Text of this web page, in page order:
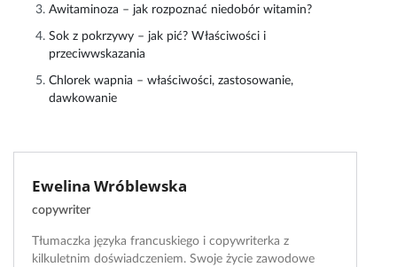
Awitaminoza – jak rozpoznać niedobór witamin?
Sok z pokrzywy – jak pić? Właściwości i
przeciwwskazania
Chlorek wapnia – właściwości, zastosowanie,
dawkowanie
Ewelina Wróblewska
copywriter
Tłumaczka języka francuskiego i copywriterka z
kilkuletnim doświadczeniem. Swoje życie zawodowe